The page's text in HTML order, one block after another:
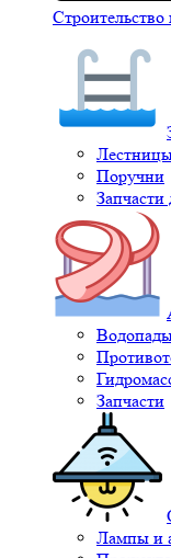
Строительство
Поручни
Запчасти
Лампы и